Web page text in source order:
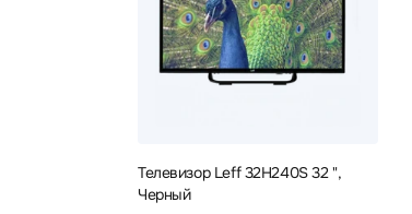
Телевизор Leff 32H240S 32 ",
Черный